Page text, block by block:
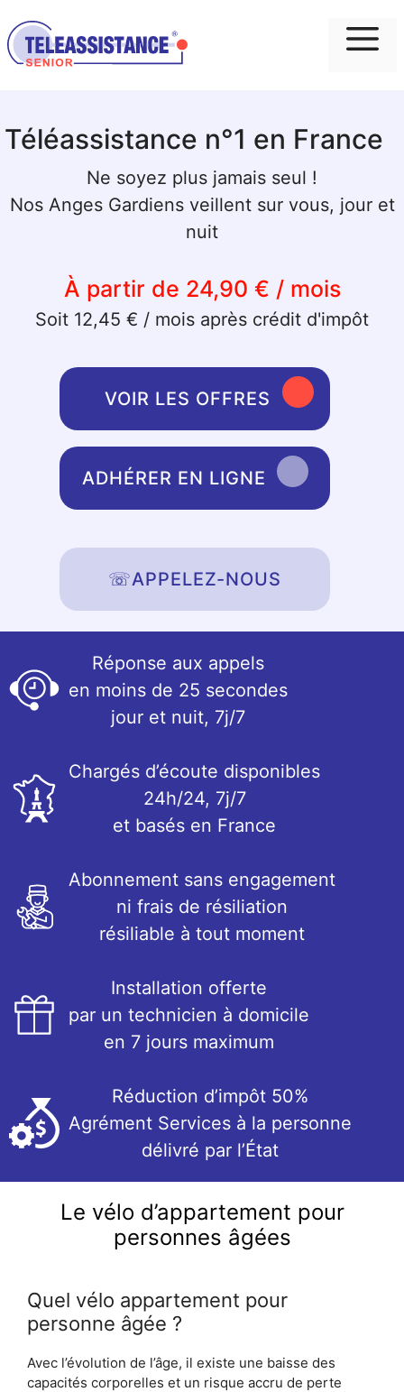
Téléassistance n°1 en France
Ne soyez plus jamais seul !
Nos Anges Gardiens veillent sur vous, jour et
nuit
À partir de 24,90 € / mois
Soit 12,45 € / mois après crédit d'impôt
VOIR LES OFFRES
ADHÉRER EN LIGNE
☏APPELEZ-NOUS
Réponse aux appels
en moins de 25 secondes
jour et nuit, 7j/7
Chargés d’écoute disponibles
24h/24, 7j/7
et basés en France
Abonnement sans engagement
ni frais de résiliation
résiliable à tout moment
Installation offerte
par un technicien à domicile
en 7 jours maximum
Réduction d’impôt 50%
Agrément Services à la personne
délivré par l’État
Le vélo d’appartement pour
personnes âgées
Quel vélo appartement pour
personne âgée ?
Avec l’évolution de l’âge, il existe une baisse des
capacités corporelles et un risque accru de perte